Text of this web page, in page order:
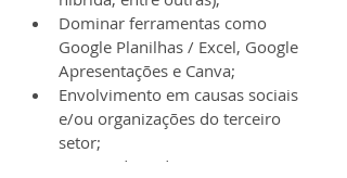
Dominar ferramentas como
Google Planilhas / Excel, Google
Apresentações e Canva;
Envolvimento em causas sociais
e/ou organizações do terceiro
setor;
Noções de padronização e